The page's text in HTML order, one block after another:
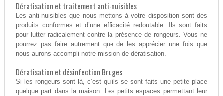
Dératisation et traitement anti-nuisibles
Les anti-nuisibles que nous mettons à votre disposition sont des
produits conformes et d’une efficacité redoutable. Ils sont faits
pour lutter radicalement contre la présence de rongeurs. Vous ne
pourrez pas faire autrement que de les apprécier une fois que
nous aurons accompli notre mission de dératisation.
Dératisation et désinfection Bruges
Si les rongeurs sont là, c’est qu’ils se sont faits une petite place
quelque part dans la maison. Les petits espaces permettant leur